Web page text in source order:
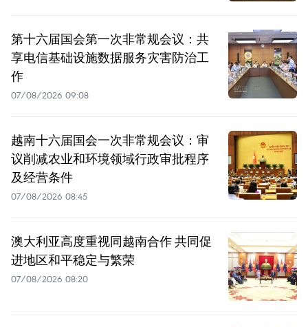
第十六届国会第一次非常规会议：共
享电信基础设施数据服务灾害防治工
作
07/08/2026 09:08
越南十六届国会一次非常规会议：审
议削减农业和环境领域行政审批程序
及经营条件
07/08/2026 08:45
澳大利亚高度重视同越南合作 共同促
进地区和平稳定与繁荣
07/08/2026 08:20